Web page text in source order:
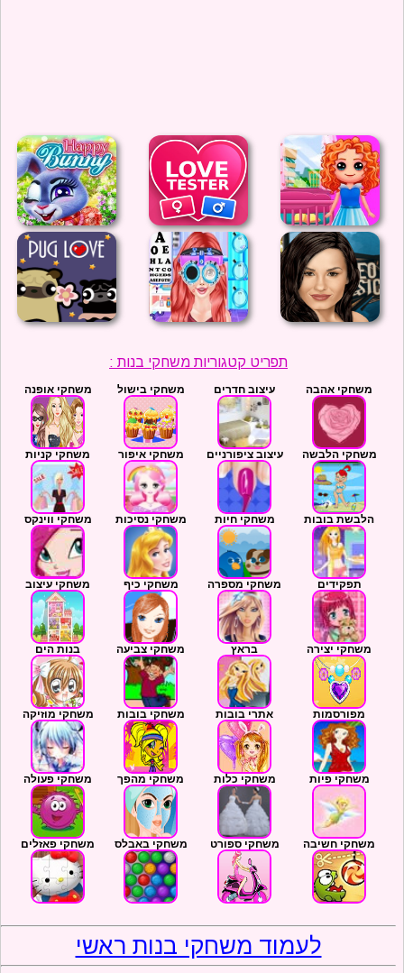
תפריט קטגוריות משחקי בנות :
משחקי אהבה עיצוב חדרים משחקי בישול משחקי אופנה
משחקי הלבשה עיצוב ציפורניים משחקי איפור משחקי קניות
הלבשת בובות משחקי חיות משחקי נסיכות משחקי ווינקס
תפקידים משחקי מספרה משחקי כיף משחקי עיצוב
משחקי יצירה בראץ משחקי צביעה בנות הים
מפורסמות אתרי בובות משחקי בובות משחקי מוזיקה
משחקי פיות משחקי כלות משחקי מהפך משחקי פעולה
משחקי חשיבה משחקי ספורט משחקי באבלס משחקי פאזלים
לעמוד משחקי בנות ראשי